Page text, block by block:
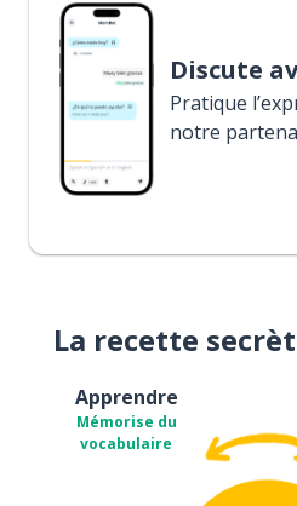
Discute
Pratique
notre
La recette
Apprendre
Mémorise du
vocabulaire